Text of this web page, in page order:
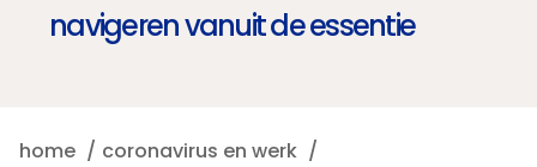
navigeren vanuit de essentie
home
coronavirus en werk